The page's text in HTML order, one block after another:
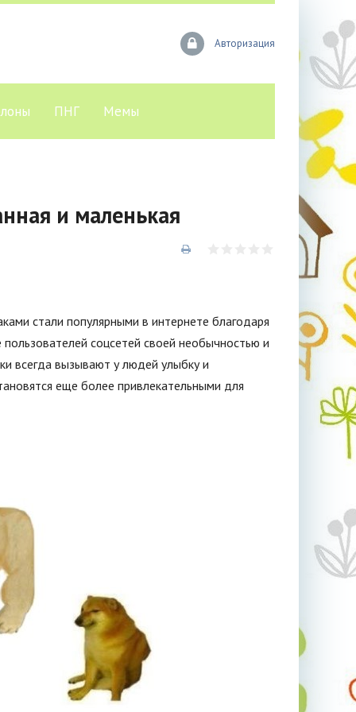
Авторизация
ПНГ Мемы
и маленькая
стали популярными в интернете благодаря
соцсетей своей необычностью и
всегда вызывают у людей улыбку и
еще более привлекательными для